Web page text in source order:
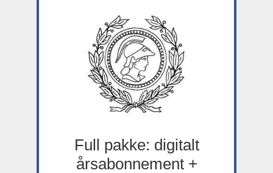
Full pakke: digitalt
årsabonnement +